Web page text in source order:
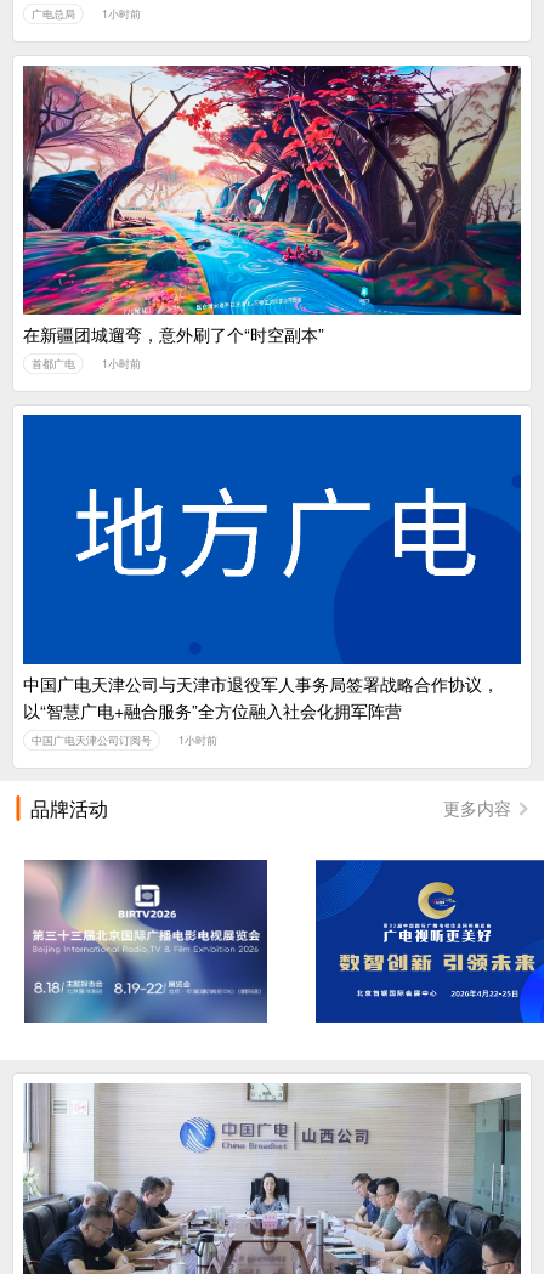
广电总局 1小时前
在新疆团城遛弯，意外刷了个“时空副本”
首都广电 1小时前
中国广电天津公司与天津市退役军人事务局签署战略合作协议，
以“智慧广电+融合服务”全方位融入社会化拥军阵营
中国广电天津公司订阅号 1小时前
品牌活动 更多内容